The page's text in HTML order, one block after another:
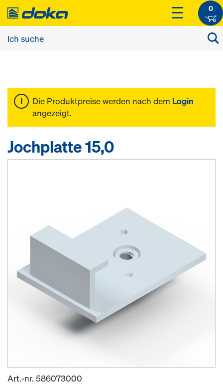
0
Die Produktpreise werden nach dem Login
angezeigt.
Jochplatte 15,0
Art.-nr. 586073000